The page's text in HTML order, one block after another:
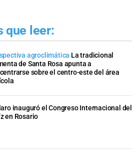
que leer:
agroclimática La tradicional
de Santa Rosa apunta a
sobre el centro-este del área
inauguró el Congreso Internacional del
en Rosario